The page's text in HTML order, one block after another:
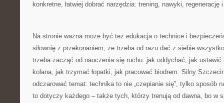
konkretne, łatwiej dobrać narzędzia: trening, nawyki, regenerację
Na stronie ważna może być też edukacja o technice i
siłownię z przekonaniem, że trzeba od razu dać z siebie
trzeba zacząć od nauczenia się ruchu: jak oddychać, jak ustawić
kolana, jak trzymać łopatki, jak pracować biodrem. Silny
odczarować temat: technika to nie „czepianie się”, tylko sposób
to dotyczy każdego – także tych, którzy trenują od dawna, bo w